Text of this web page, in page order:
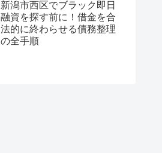
新潟市西区でブラック即日
融資を探す前に！借金を合
法的に終わらせる債務整理
の全手順